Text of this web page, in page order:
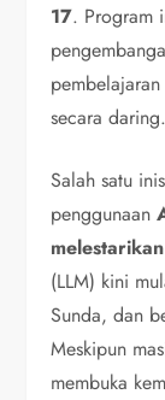
17. Program
secara daring.
Salah satu
penggunaan
(LLM) kini
Sunda, dan
Meskipun
membuka